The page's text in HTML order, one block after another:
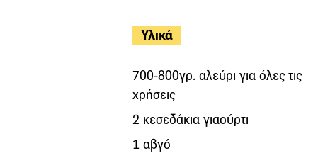
Υλικά
700-800γρ. αλεύρι για όλες τις
χρήσεις
2 κεσεδάκια γιαούρτι
1 αβγό